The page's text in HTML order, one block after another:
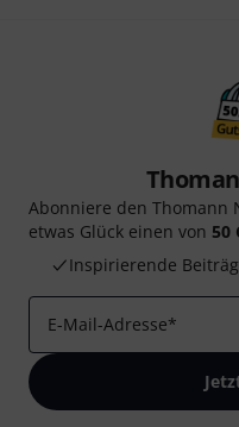
Abonniere den Thomann
etwas Glück einen von 50
Inspirierende
E-Mail-Adresse*